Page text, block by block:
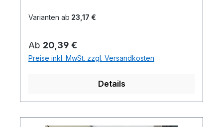
Varianten ab 23,17 €
Regulärer Preis:
Ab 20,39 €
Preise inkl. MwSt. zzgl. Versandkosten
Details